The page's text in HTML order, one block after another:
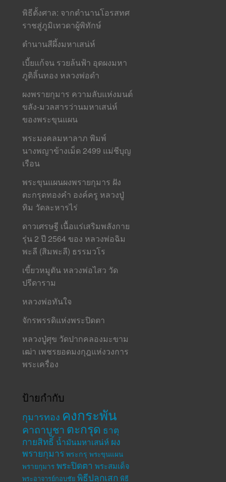
พิธีตั้งศาล: จากตำนานโอรสทศ
ราชสู่ภูมิเทวดาผู้พิทักษ์
ตำนานสีผึ้งมหาเสน่ห์
เบี้ยแก้จน รวยล้นฟ้า อุดผงมหา
ภูติลิ้นทอง หลวงพ่อดำ
ผงพรายกุมาร ความลับแห่งมนต์
ขลัง-มวลสารว่านมหาเสน่ห์
ของพระขุนแผน
พระมงคลมหาลาภ พิมพ์
นางพญาข้างเม็ด 2499 แม่ชีบุญ
เรือน
พระขุนแผนผงพรายกุมาร ฝัง
ตะกรุดทองคำ องค์ครู หลวงปู่
ทิม วัดละหารไร่
ดาวเศรษฐี เนื้อแร่เสริมพลังกาย
รุ่น 2 ปี 2564 ของ หลวงพ่อฉิม
พะลี (สิมพะลี) ธรรมวโร
เขี้ยวหมูตัน หลวงพ่อไสว วัด
ปรีดาราม
หลวงพ่อทันใจ
จักรพรรดิแห่งพระปิดตา
หลวงปู่ศุข วัดปากคลองมะขาม
เฒ่า เพชรยอดมงกุฎแห่งวงการ
พระเครื่อง
ป้ายกำกับ
กุมารทอง คงกระพัน
คาถาบูชา ตะกรุด ธาตุ
กายสิทธิ์ น้ำมันมหาเสน่ห์ ผง
พรายกุมาร พระกรุ พระขุนแผน
พรายกุมาร พระปิดตา พระสมเด็จ
พระอาจารย์กอบชัย พิธีปลุกเสก พิธี